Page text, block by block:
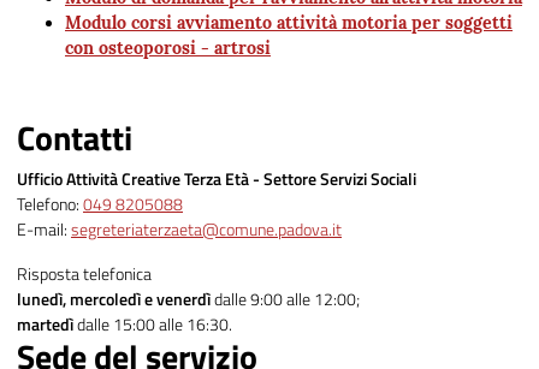
Modulo corsi avviamento attività motoria per soggetti
con osteoporosi - artrosi
Contatti
Ufficio Attività Creative Terza Età - Settore Servizi Sociali
Telefono:049 8205088
E-mail:segreteriaterzaeta@comune.padova.it
Risposta telefonica
lunedì, mercoledì e venerdìdalle 9:00 alle 12:00;
martedìdalle 15:00 alle 16:30.
Sede del servizio